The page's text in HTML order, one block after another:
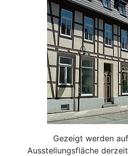
Gezeigt werden
Ausstellungsfläche